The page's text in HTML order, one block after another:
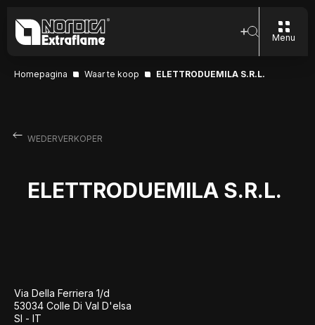
Menu
Homepagina Waar te koop ELETTRODUEMILA S.R.L.
WEDERVERKOPER
ELETTRODUEMILA S.R.L.
Via Della Ferriera 1/d
53034 Colle Di Val D'elsa
SI - IT